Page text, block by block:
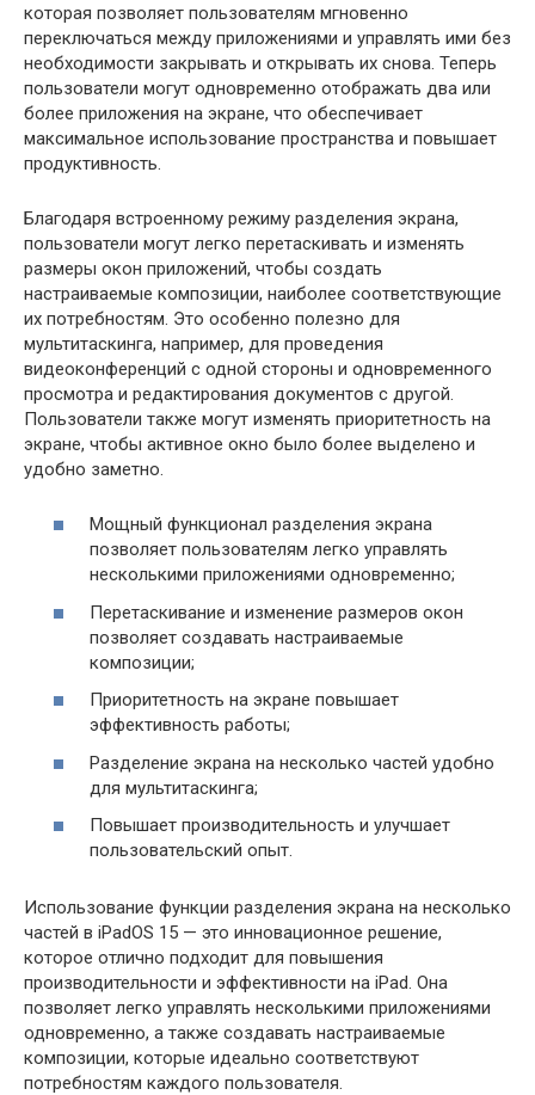
которая позволяет пользователям мгновенно
переключаться между приложениями и управлять ими без
необходимости закрывать и открывать их снова. Теперь
пользователи могут одновременно отображать два или
более приложения на экране, что обеспечивает
максимальное использование пространства и повышает
продуктивность.
Благодаря встроенному режиму разделения экрана,
пользователи могут легко перетаскивать и изменять
размеры окон приложений, чтобы создать
настраиваемые композиции, наиболее соответствующие
их потребностям. Это особенно полезно для
мультитаскинга, например, для проведения
видеоконференций с одной стороны и одновременного
просмотра и редактирования документов с другой.
Пользователи также могут изменять приоритетность на
экране, чтобы активное окно было более выделено и
удобно заметно.
Мощный функционал разделения экрана
позволяет пользователям легко управлять
несколькими приложениями одновременно;
Перетаскивание и изменение размеров окон
позволяет создавать настраиваемые
композиции;
Приоритетность на экране повышает
эффективность работы;
Разделение экрана на несколько частей удобно
для мультитаскинга;
Повышает производительность и улучшает
пользовательский опыт.
Использование функции разделения экрана на несколько
частей в iPadOS 15 — это инновационное решение,
которое отлично подходит для повышения
производительности и эффективности на iPad. Она
позволяет легко управлять несколькими приложениями
одновременно, а также создавать настраиваемые
композиции, которые идеально соответствуют
потребностям каждого пользователя.